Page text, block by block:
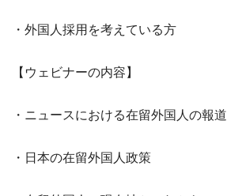
・外国人採用を考えている方
【ウェビナーの内容】
・ニュースにおける在留外国人の報道
・日本の在留外国人政策